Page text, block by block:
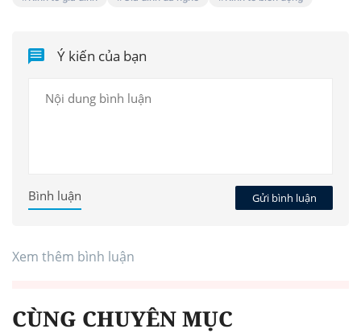
Ý kiến của bạn
Gửi bình luận
Bình luận
Xem thêm bình luận
CÙNG CHUYÊN MỤC